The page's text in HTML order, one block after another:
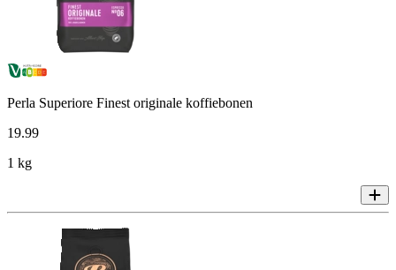
Perla Superiore Finest originale koffiebonen
19.99
1 kg